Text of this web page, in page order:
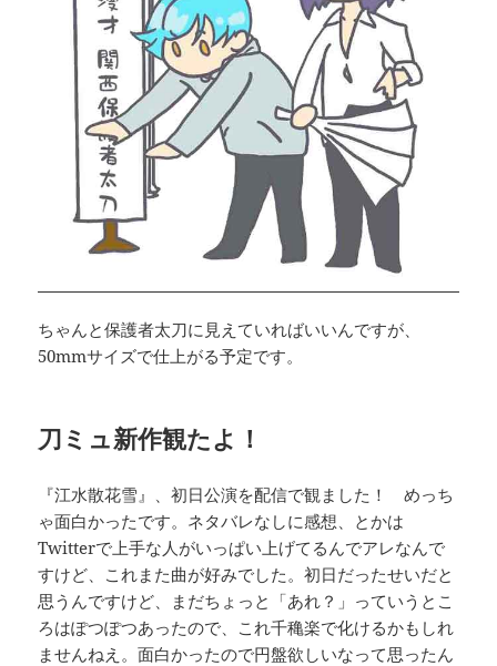
ちゃんと保護者太刀に見えていればいいんですが、
50mmサイズで仕上がる予定です。
刀ミュ新作観たよ！
『江水散花雪』、初日公演を配信で観ました！ めっち
ゃ面白かったです。ネタバレなしに感想、とかは
Twitterで上手な人がいっぱい上げてるんでアレなんで
すけど、これまた曲が好みでした。初日だったせいだと
思うんですけど、まだちょっと「あれ？」っていうとこ
ろはぽつぽつあったので、これ千穐楽で化けるかもしれ
ませんねえ。面白かったので円盤欲しいなって思ったん